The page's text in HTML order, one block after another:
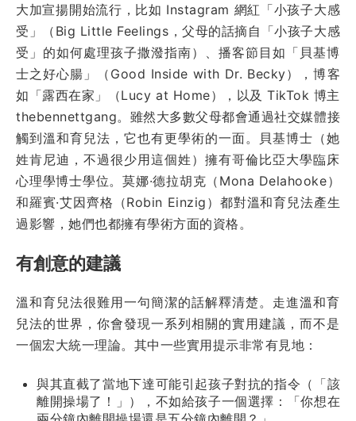
大加宣揚開始流行，比如 Instagram 網紅「小孩子大感
受」（Big Little Feelings，父母的話摘自「小孩子大感
受」的如何處理孩子撒潑指南）、播客節目如「貝基博
士之好心腸」（Good Inside with Dr. Becky），博客
如「露西在家」（Lucy at Home），以及 TikTok 博主
thebennettgang。雖然大多數父母都會通過社交媒體接
觸到溫和育兒法，它也有更學術的一面。貝基博士（她
姓肯尼迪，不過很少用這個姓）擁有哥倫比亞大學臨床
心理學博士學位。莫娜·德拉胡克（Mona Delahooke）
和羅賓·艾因齊格（Robin Einzig）都對溫和育兒法產生
過影響，她們也都擁有學術方面的資格。
有創意的建議
溫和育兒法很難用一句簡潔的話解釋清楚。走進溫和育
兒法的世界，你會發現一系列相關的實用建議，而不是
一個宏大統一理論。其中一些實用提示非常有見地：
與其直截了當地下達可能引起孩子對抗的指令（「該
離開操場了！」），不如給孩子一個選擇：「你想在